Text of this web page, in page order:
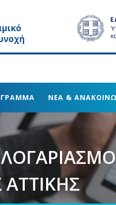
ΝΕΑ &
ΑΤΤΙΚΗΣ